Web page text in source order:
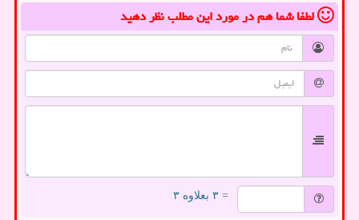
لطفا شما همدر مورد این مطلبنظر دهید
= ۳ بعلاوه ۳